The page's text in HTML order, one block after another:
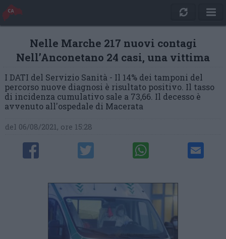
Nelle Marche 217 nuovi contagi
Nell’Anconetano 24 casi, una vittima
I DATI del Servizio Sanità - Il 14% dei tamponi del
percorso nuove diagnosi è risultato positivo. Il tasso
di incidenza cumulativo sale a 73,66. Il decesso è
avvenuto all'ospedale di Macerata
del 06/08/2021, ore 15:28